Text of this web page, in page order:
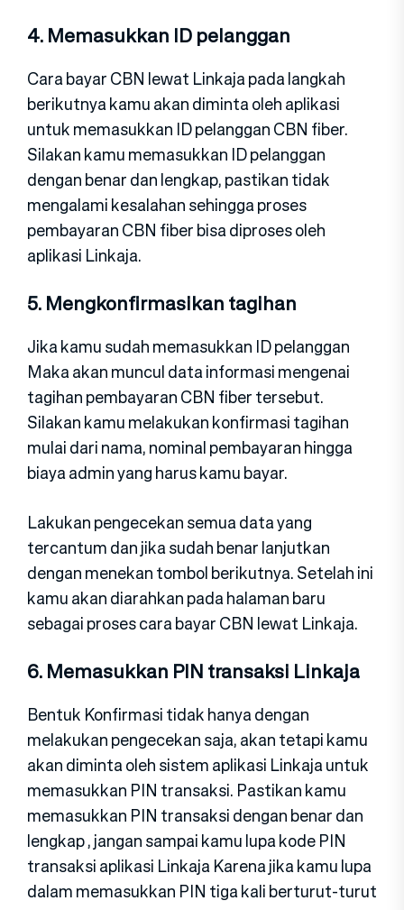
4. Memasukkan ID pelanggan
Cara bayar CBN lewat Linkaja pada langkah
berikutnya kamu akan diminta oleh aplikasi
untuk memasukkan ID pelanggan CBN fiber.
Silakan kamu memasukkan ID pelanggan
dengan benar dan lengkap, pastikan tidak
mengalami kesalahan sehingga proses
pembayaran CBN fiber bisa diproses oleh
aplikasi Linkaja.
5. Mengkonfirmasikan tagihan
Jika kamu sudah memasukkan ID pelanggan
Maka akan muncul data informasi mengenai
tagihan pembayaran CBN fiber tersebut.
Silakan kamu melakukan konfirmasi tagihan
mulai dari nama, nominal pembayaran hingga
biaya admin yang harus kamu bayar.
Lakukan pengecekan semua data yang
tercantum dan jika sudah benar lanjutkan
dengan menekan tombol berikutnya. Setelah ini
kamu akan diarahkan pada halaman baru
sebagai proses cara bayar CBN lewat Linkaja.
6. Memasukkan PIN transaksi Linkaja
Bentuk Konfirmasi tidak hanya dengan
melakukan pengecekan saja, akan tetapi kamu
akan diminta oleh sistem aplikasi Linkaja untuk
memasukkan PIN transaksi. Pastikan kamu
memasukkan PIN transaksi dengan benar dan
lengkap , jangan sampai kamu lupa kode PIN
transaksi aplikasi Linkaja Karena jika kamu lupa
dalam memasukkan PIN tiga kali berturut-turut